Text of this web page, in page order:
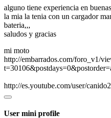
alguno tiene experiencia en
la mia la tenia con un cargador
bateria,,,
saludos y gracias
mi moto
http://embarrados.com/foro_v1/
http://es.youtube.com/user/
User mini profile